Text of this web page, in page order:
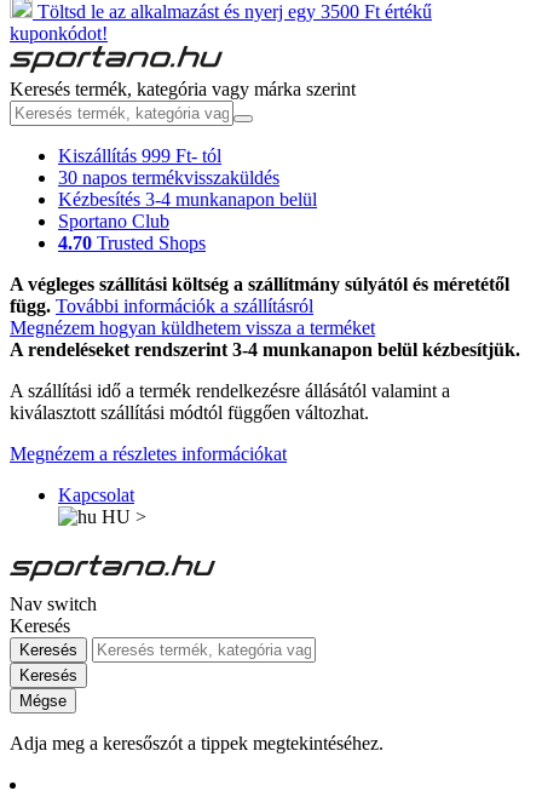
Töltsd le az alkalmazást és nyerj egy 3500 Ft értékű
kuponkódot!
Keresés termék, kategória vagy márka szerint
Kiszállítás 999 Ft- tól
30 napos termékvisszaküldés
Kézbesítés 3-4 munkanapon belül
Sportano Club
4.70 Trusted Shops
A végleges szállítási költség a szállítmány súlyától és méretétől
függ. További információk a szállításról
Megnézem hogyan küldhetem vissza a terméket
A rendeléseket rendszerint 3-4 munkanapon belül kézbesítjük.
A szállítási idő a termék rendelkezésre állásától valamint a
kiválasztott szállítási módtól függően változhat.
Megnézem a részletes információkat
Kapcsolat
HU >
Nav switch
Keresés
Keresés
Keresés
Mégse
Adja meg a keresőszót a tippek megtekintéséhez.